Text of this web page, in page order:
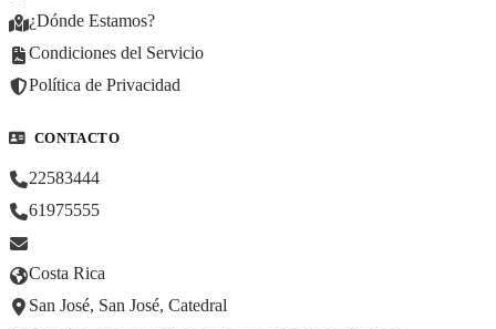
¿Dónde Estamos?
Condiciones del Servicio
Política de Privacidad
CONTACTO
22583444
61975555
Costa Rica
San José, San José, Catedral